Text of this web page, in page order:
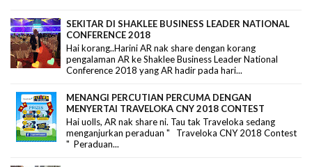
SEKITAR DI SHAKLEE BUSINESS LEADER NATIONAL
CONFERENCE 2018
Hai korang..Harini AR nak share dengan korang
pengalaman AR ke Shaklee Business Leader National
Conference 2018 yang AR hadir pada hari...
MENANGI PERCUTIAN PERCUMA DENGAN
MENYERTAI TRAVELOKA CNY 2018 CONTEST
Hai uolls, AR nak share ni. Tau tak Traveloka sedang
menganjurkan peraduan " Traveloka CNY 2018 Contest
" Peraduan...